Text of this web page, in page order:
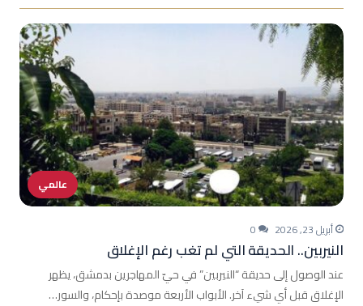
عالمي
أبريل 23, 2026 0
النيربين.. الحديقة التي لم تغب رغم الإغلاق
عند الوصول إلى حديقة “النيربين” في حيّ المهاجرين بدمشق، يظهر
الإغلاق قبل أي شيء آخر. الأبواب الأربعة موصدة بإحكام، والسور…